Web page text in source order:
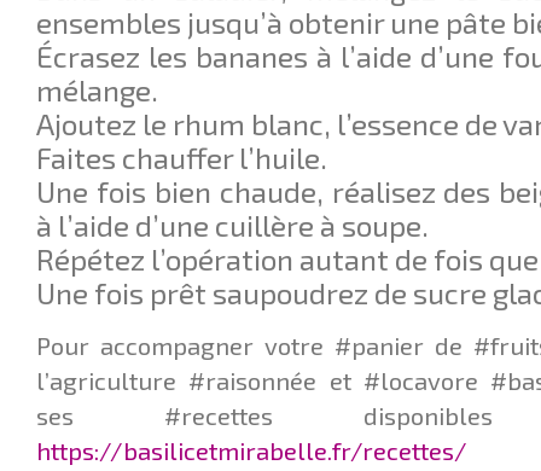
ensembles jusqu’à obtenir une pâte
Écrasez les bananes à l’aide d’une
mélange.
Ajoutez le rhum blanc, l’essence de
Faites chauffer l’huile.
Une fois bien chaude, réalisez des
à l’aide d’une cuillère à soupe.
Répétez l’opération autant de fois
Une fois prêt saupoudrez de sucre
Pour accompagner votre #panier de
l’agriculture #raisonnée et #locavore
ses #recettes
https://basilicetmirabelle.fr/recettes/